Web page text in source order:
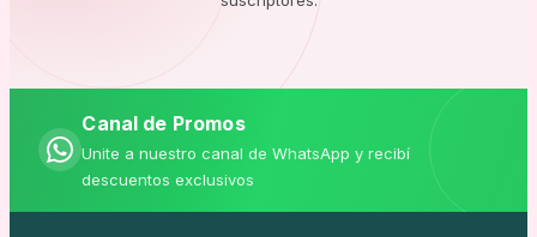
Canal de Promos
Unite a nuestro canal de WhatsApp y recibí
descuentos exclusivos